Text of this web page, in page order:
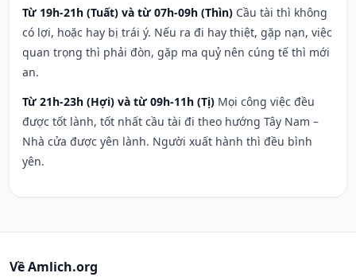
Từ 19h-21h (Tuất) và từ 07h-09h (Thìn) Cầu tài thì không
có lợi, hoặc hay bị trái ý. Nếu ra đi hay thiệt, gặp nạn, việc
quan trọng thì phải đòn, gặp ma quỷ nên cúng tế thì mới
an.
Từ 21h-23h (Hợi) và từ 09h-11h (Tị) Mọi công việc đều
được tốt lành, tốt nhất cầu tài đi theo hướng Tây Nam –
Nhà cửa được yên lành. Người xuất hành thì đều bình
yên.
Về Amlich.org